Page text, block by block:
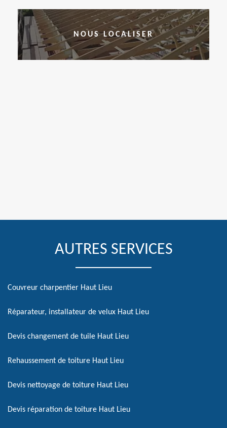
NOUS LOCALISER
AUTRES SERVICES
Couvreur charpentier Haut Lieu
Réparateur, installateur de velux Haut Lieu
Devis changement de tuile Haut Lieu
Rehaussement de toiture Haut Lieu
Devis nettoyage de toiture Haut Lieu
Devis réparation de toiture Haut Lieu